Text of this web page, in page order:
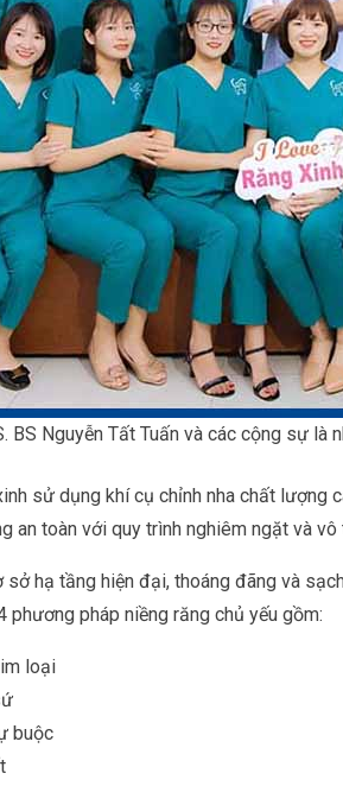
BS Nguyễn Tất Tuấn và các cộng sự
sử dụng khí cụ chỉnh nha chất lượng
an toàn với quy trình nghiêm ngặt và
sở hạ tầng hiện đại, thoáng đãng và
pháp niềng răng chủ yếu gồm:
loại
buộc